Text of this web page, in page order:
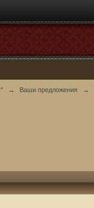
→ Ваши предложения →